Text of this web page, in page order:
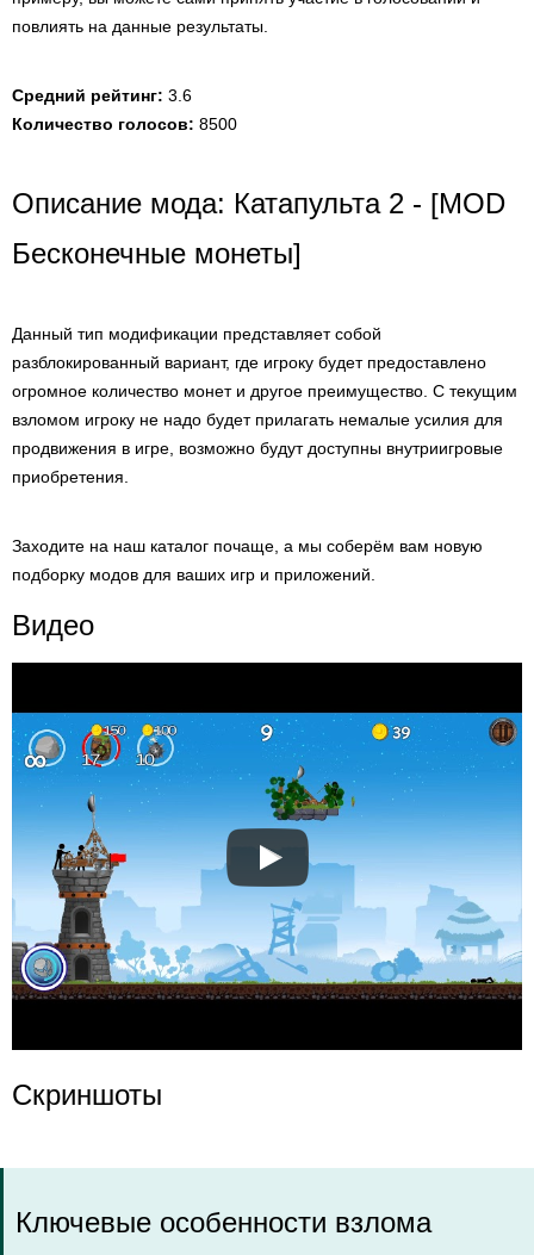
повлиять на данные результаты.
Средний рейтинг: 3.6
Количество голосов: 8500
Описание мода: Катапульта 2 - [MOD
Бесконечные монеты]
Данный тип модификации представляет собой
разблокированный вариант, где игроку будет предоставлено
огромное количество монет и другое преимущество. С текущим
взломом игроку не надо будет прилагать немалые усилия для
продвижения в игре, возможно будут доступны внутриигровые
приобретения.
Заходите на наш каталог почаще, а мы соберём вам новую
подборку модов для ваших игр и приложений.
Видео
Скриншоты
Ключевые особенности взлома